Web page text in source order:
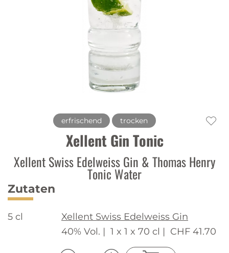
erfrischend trocken
Xellent Gin Tonic
Xellent Swiss Edelweiss Gin & Thomas Henry
Tonic Water
Zutaten
5 cl
Xellent Swiss Edelweiss Gin
40% Vol. | 1 x 1 x 70 cl | CHF 41.70